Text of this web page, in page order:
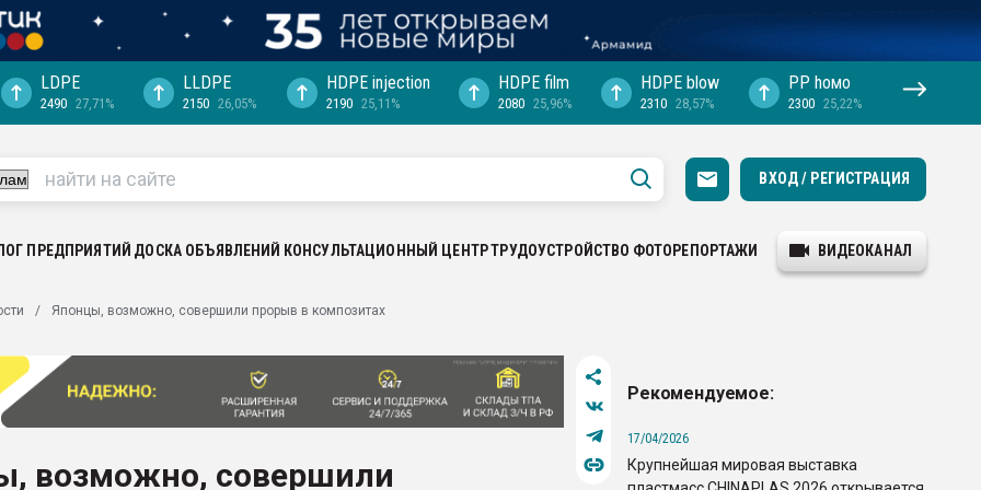
выходит на
рынке
LDPE
2490 27,71%
LLDPE
2150 26,05%
HDPE injection
2190 25,11%
HDPE film
2080 25,96%
HDPE blow
2310 28,57%
PP hомо
2300 25,22%
ВХОД / РЕГИСТРАЦИЯ
ПРЕДПРИЯТИЙ ДОСКА ОБЪЯВЛЕНИЙ КОНСУЛЬТАЦИОННЫЙ ЦЕНТРТРУДОУСТРОЙСТВО ФОТОРЕПОРТАЖИ ВИДЕОКАНАЛ
Японцы, возможно, совершили прорыв в композитах
возможно, совершили
Рекомендуемое:
17/04/2026
Крупнейшая мировая выставка